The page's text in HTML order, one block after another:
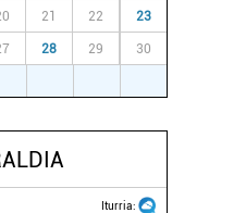
21 22 23
28 29 30
Iturria: